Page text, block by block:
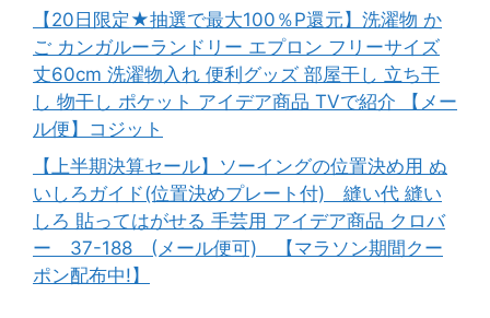
【20日限定★抽選で最大100％P還元】洗濯物 か
ご カンガルーランドリー エプロン フリーサイズ
丈60cm 洗濯物入れ 便利グッズ 部屋干し 立ち干
し 物干し ポケット アイデア商品 TVで紹介 【メー
ル便】コジット
【上半期決算セール】ソーイングの位置決め用 ぬ
いしろガイド(位置決めプレート付) 縫い代 縫い
しろ 貼ってはがせる 手芸用 アイデア商品 クロバ
ー 37-188 (メール便可) 【マラソン期間クー
ポン配布中!】